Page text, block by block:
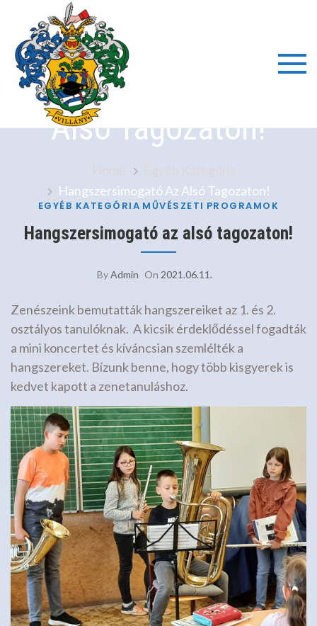
content
Villányi
Iskola
Hangszersimogató Az
Alsó Tagozaton!
Hangszersimogató Az Alsó Tagozaton!
EGYÉB KATEGÓRIA MŰVÉSZETI PROGRAMOK
Hangszersimogató az alsó tagozaton!
ByAdmin On 2021.06.11.
Zenészeink bemutatták hangszereiket az 1. és 2.
osztályos tanulóknak. A kicsik érdeklődéssel fogadták
a mini koncertet és kíváncsian szemlélték a
hangszereket. Bízunk benne, hogy több kisgyerek is
kedvet kapott a zenetanuláshoz.